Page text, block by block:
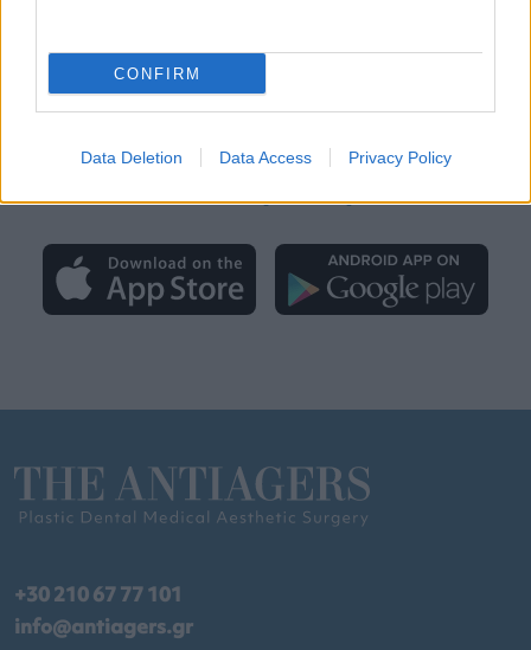
CONFIRM
Data Deletion Data Access Privacy Policy
Εγγραφή στην ομάδα μας στο Viber
📱 Νέο THE ANTIAGERS App
+30 210 67 77 101
info@antiagers.gr